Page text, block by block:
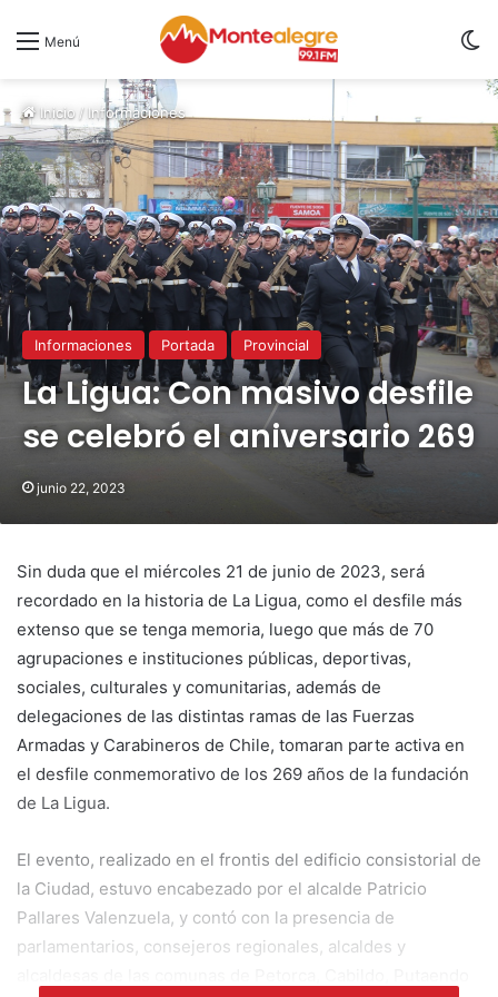
Menú
Inicio/Informaciones
Informaciones Portada Provincial
La Ligua: Con masivo desfile
se celebró el aniversario 269
junio 22, 2023
Sin duda que el miércoles 21 de junio de 2023, será
recordado en la historia de La Ligua, como el desfile más
extenso que se tenga memoria, luego que más de 70
agrupaciones e instituciones públicas, deportivas,
sociales, culturales y comunitarias, además de
delegaciones de las distintas ramas de las Fuerzas
Armadas y Carabineros de Chile, tomaran parte activa en
el desfile conmemorativo de los 269 años de la fundación
de La Ligua.
El evento, realizado en el frontis del edificio consistorial de
la Ciudad, estuvo encabezado por el alcalde Patricio
Pallares Valenzuela, y contó con la presencia de
parlamentarios, consejeros regionales, alcaldes y